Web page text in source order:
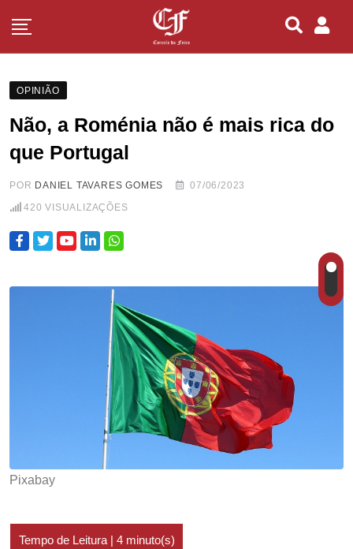
OPINIÃO
Não, a Roménia não é mais rica do
que Portugal
POR DANIEL TAVARES GOMES
07/06/2023
420 VISUALIZAÇÕES
Pixabay